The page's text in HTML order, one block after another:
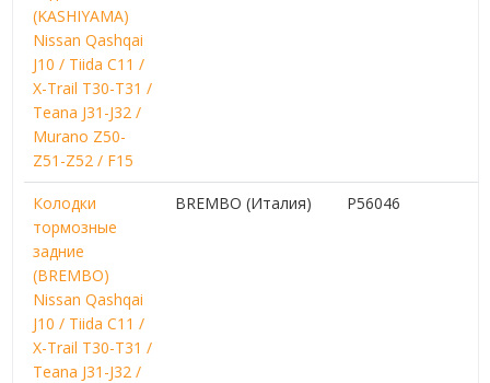
(KASHIYAMA)
Nissan Qashqai
J10 / Tiida C11 /
X-Trail T30-T31 /
Teana J31-J32 /
Murano Z50-
Z51-Z52 / F15
Колодки
тормозные
задние
(BREMBO)
Nissan Qashqai
J10 / Tiida C11 /
X-Trail T30-T31 /
Teana J31-J32 /
BREMBO (Италия) P56046